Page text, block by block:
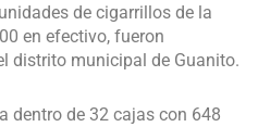
de cigarrillos de la
en efectivo, fueron
distrito municipal de Guanito.
dentro de 32 cajas con 648